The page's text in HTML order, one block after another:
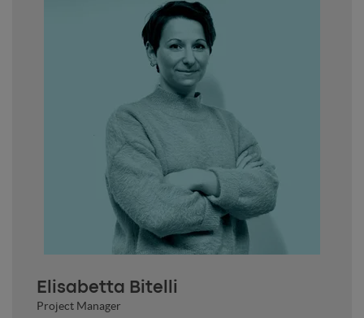
Elisabetta Bitelli
Project Manager